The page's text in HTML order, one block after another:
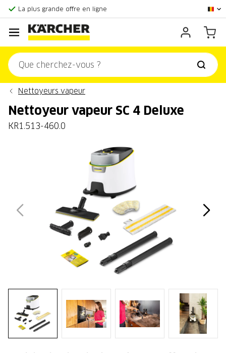
La plus grande offre en ligne
Centre officiel Kärcher
Score client:9,3/10
Nettoyeurs vapeur
Nettoyeur vapeur SC 4 Deluxe
KR1.513-460.0